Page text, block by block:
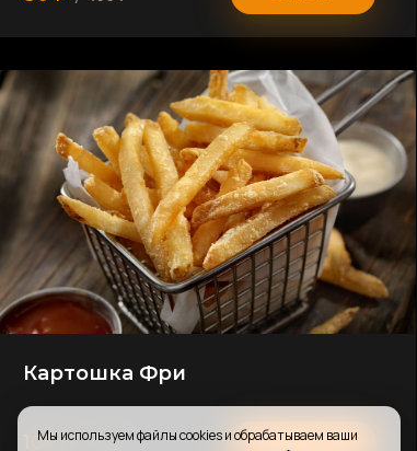
Мы используем файлы cookies и обрабатываем ваши
Картошка Фри
100₽ / 100 г Заказать